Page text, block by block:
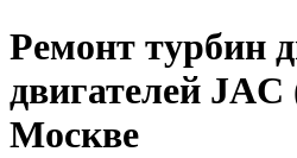
Ремонт турбин
двигателей
Москве